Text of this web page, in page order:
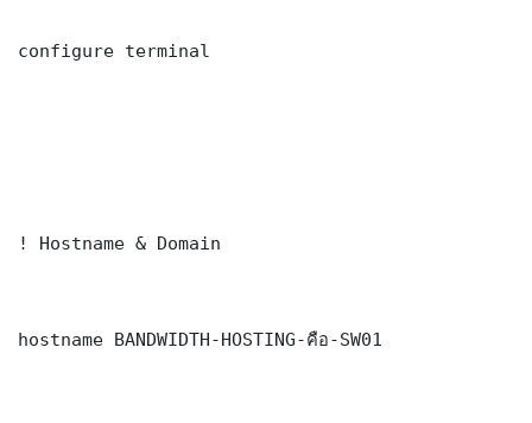
configure terminal
! Hostname & Domain
hostname BANDWIDTH-HOSTING-คือ-SW01